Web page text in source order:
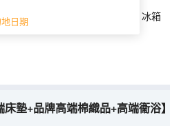
日期 冰箱
墊+品牌高端棉織品+高端衞浴】